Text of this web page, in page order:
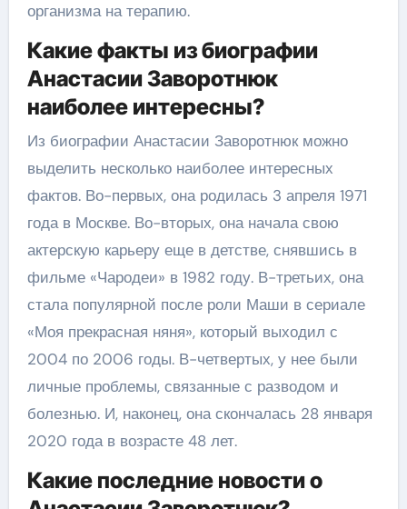
организма на терапию.
Какие факты из биографии
Анастасии Заворотнюк
наиболее интересны?
Из биографии Анастасии Заворотнюк можно
выделить несколько наиболее интересных
фактов. Во-первых, она родилась 3 апреля 1971
года в Москве. Во-вторых, она начала свою
актерскую карьеру еще в детстве, снявшись в
фильме «Чародеи» в 1982 году. В-третьих, она
стала популярной после роли Маши в сериале
«Моя прекрасная няня», который выходил с
2004 по 2006 годы. В-четвертых, у нее были
личные проблемы, связанные с разводом и
болезнью. И, наконец, она скончалась 28 января
2020 года в возрасте 48 лет.
Какие последние новости о